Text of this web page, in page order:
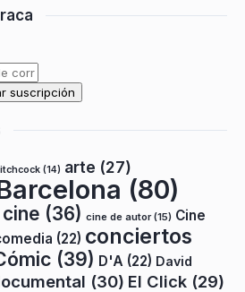
(14) arte (27)
(80)
cine (36) cine de autor(15) Cine
(22) conciertos
(39) D'A (22) David
(30) El Click (29)